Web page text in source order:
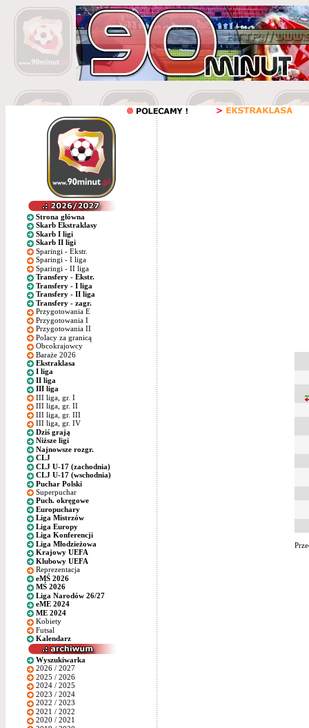
Strona główna
Skarb Ekstraklasy
Skarb I ligi
Skarb II ligi
Sparingi - Ekstr.
Sparingi - I liga
Sparingi - II liga
Transfery - Ekstr.
Transfery - I liga
Transfery - II liga
Transfery - zagr.
Przygotowania E
Przygotowania I
Przygotowania II
Polacy za granicą
Obcokrajowcy
Baraże 2026
Ekstraklasa
I liga
II liga
III liga
III liga, gr. I
III liga, gr. II
III liga, gr. III
III liga, gr. IV
Dziś grają
Niższe ligi
Najnowsze rozgr.
CLJ
CLJ U-17 (zachodnia)
CLJ U-17 (wschodnia)
Puchar Polski
Superpuchar
Puch. okręgowe
Europuchary
Liga Mistrzów
Liga Europy
Liga Konferencji
Liga Młodzieżowa
Krajowy UEFA
Klubowy UEFA
Reprezentacja
eMŚ 2026
MŚ 2026
Liga Narodów 26/27
eME 2024
ME 2024
Kobiety
Futsal
Kalendarz
Wyszukiwarka
2026 / 2027
2025 / 2026
2024 / 2025
2023 / 2024
2022 / 2023
2021 / 2022
2020 / 2021